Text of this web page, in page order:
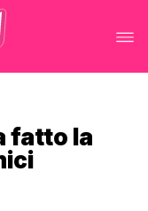
fatto la